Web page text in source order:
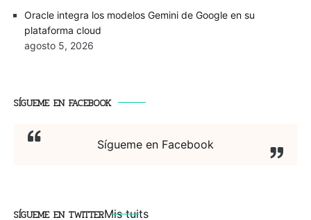
Oracle integra los modelos Gemini de Google en su
plataforma cloud
agosto 5, 2026
SÍGUEME EN FACEBOOK
Sígueme en Facebook
SÍGUEME EN TWITTERMis tuits